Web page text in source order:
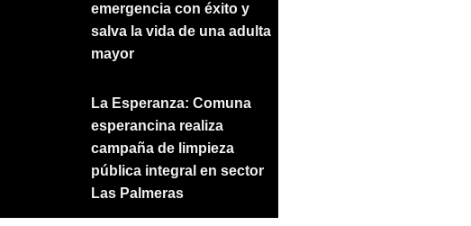
emergencia con éxito y
salva la vida de una adulta
mayor
La Esperanza: Comuna
esperancina realiza
campaña de limpieza
pública integral en sector
Las Palmeras